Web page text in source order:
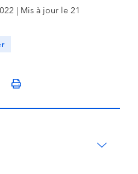
| Mis à jour le 21
Facebook
un nouvel onglet)
sur Twitter
dans un nouvel onglet)
sur LinkedIn
dans un nouvel onglet)
par mail
dans un nouvel
Imprimer